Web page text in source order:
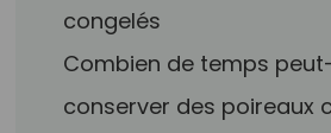
congelés
Combien de temps
conserver des poireaux